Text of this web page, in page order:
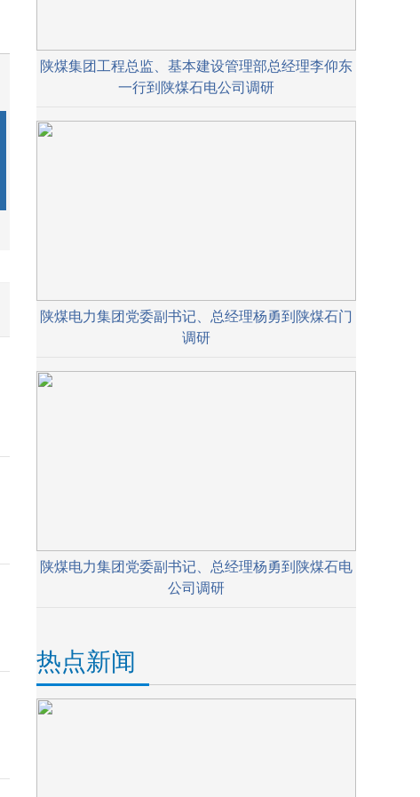
陕煤集团工程总监、基本建设管理部总经理李仰东
一行到陕煤石电公司调研
陕煤电力集团党委副书记、总经理杨勇到陕煤石门
调研
陕煤电力集团党委副书记、总经理杨勇到陕煤石电
公司调研
热点新闻